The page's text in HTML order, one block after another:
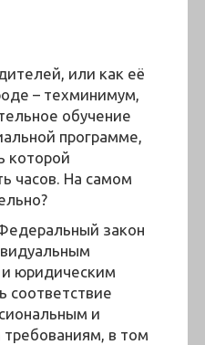
или как её
– техминимум,
обучение
программе,
которой
часов. На самом
закон
юридическим
соответствие
и
в том